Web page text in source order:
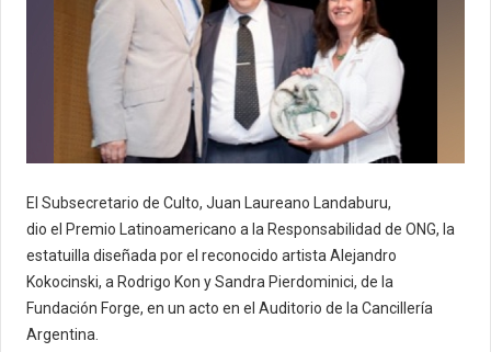
El Subsecretario de Culto, Juan Laureano Landaburu,
dio el Premio Latinoamericano a la Responsabilidad de ONG, la
estatuilla diseñada por el reconocido artista Alejandro
Kokocinski, a Rodrigo Kon y Sandra Pierdominici, de la
Fundación Forge, en un acto en el Auditorio de la Cancillería
Argentina.